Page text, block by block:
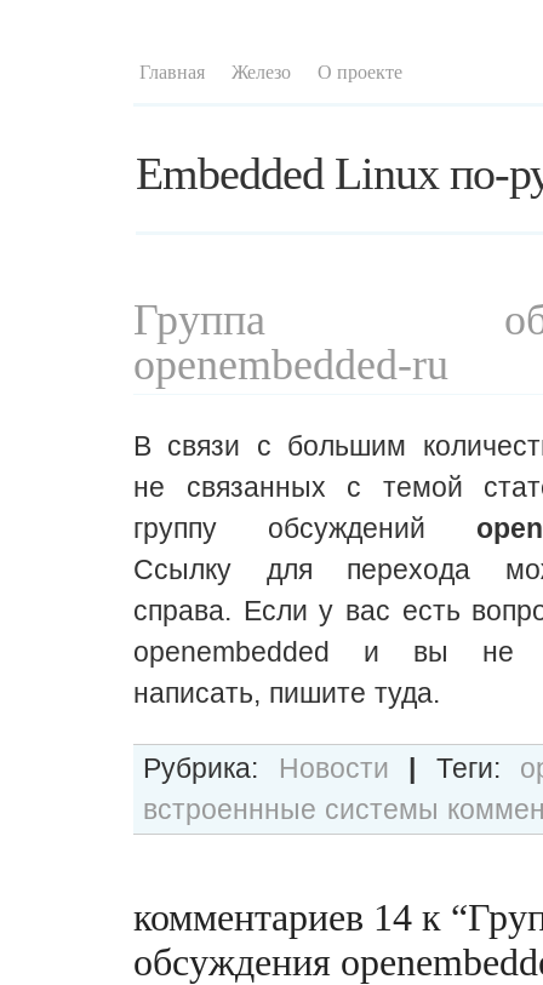
Главная Железо О проекте
Embedded Linux по-
Группа
openembedded-ru
В связи с большим
не связанных с темой
группу обсуждений
Ссылку для перехода
справа. Если у вас есть
openembedded и вы не
написать, пишите туда.
Рубрика: Новости | Теги:
встроеннные системы
комментариев 14 к
обсуждения